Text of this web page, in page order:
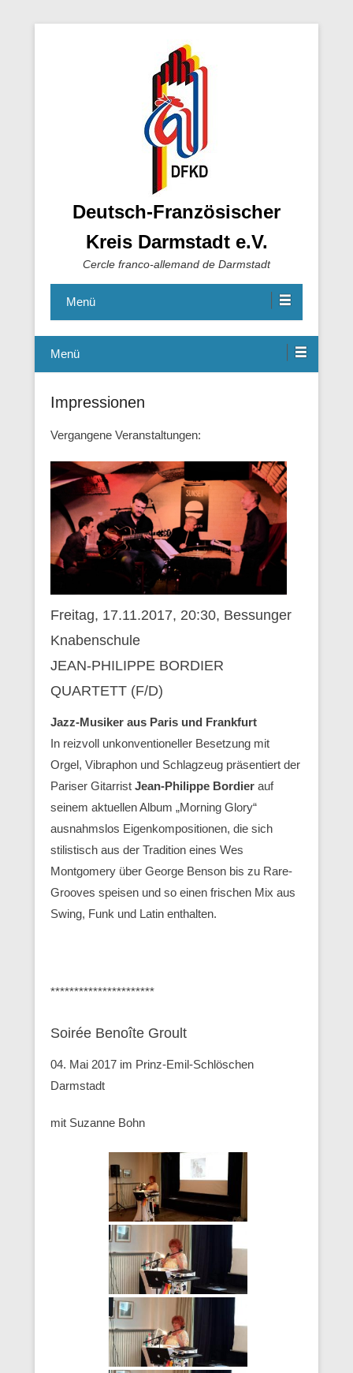
Deutsch-Französischer
Kreis Darmstadt e.V.
Cercle franco-allemand de Darmstadt
Menü
Menü
Impressionen
Vergangene Veranstaltungen:
Freitag, 17.11.2017, 20:30, Bessunger
Knabenschule
JEAN-PHILIPPE BORDIER
QUARTETT (F/D)
Jazz-Musiker aus Paris und Frankfurt
In reizvoll unkonventioneller Besetzung mit
Orgel, Vibraphon und Schlagzeug präsentiert der
Pariser Gitarrist Jean-Philippe Bordier auf
seinem aktuellen Album „Morning Glory“
ausnahmslos Eigenkompositionen, die sich
stilistisch aus der Tradition eines Wes
Montgomery über George Benson bis zu Rare-
Grooves speisen und so einen frischen Mix aus
Swing, Funk und Latin enthalten.
**********************
Soirée Benoîte Groult
04. Mai 2017 im Prinz-Emil-Schlöschen
Darmstadt
mit Suzanne Bohn